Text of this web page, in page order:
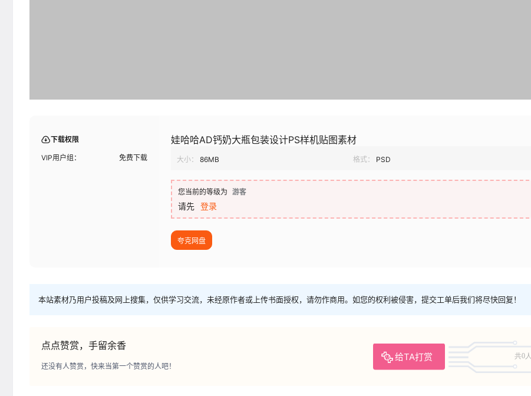
下载权限
VIP用户组： 免费下载
娃哈哈AD钙奶大瓶包装设计PS样机贴图素材
大小： 86MB 格式： PSD
您当前的等级为 游客
请先 登录
夸克网盘
本站素材乃用户投稿及网上搜集，仅供学习交流，未经原作者或上传书面授权，请勿作商用。如您的权利被侵害，提交工单后我们将尽快回复！
点点赞赏，手留余香
给TA打赏 共0人
还没有人赞赏，快来当第一个赞赏的人吧！